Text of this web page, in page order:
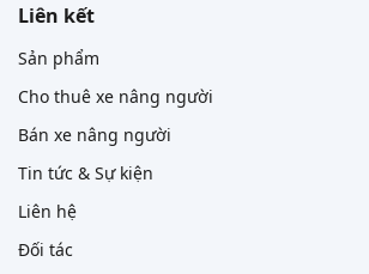
Liên kết
Sản phẩm
Cho thuê xe nâng người
Bán xe nâng người
Tin tức & Sự kiện
Liên hệ
Đối tác